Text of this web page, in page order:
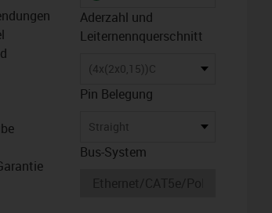
Aderzahl und
Leiternennquerschnitt
(4x(2x0,15))C
Pin Belegung
Straight
Bus-System